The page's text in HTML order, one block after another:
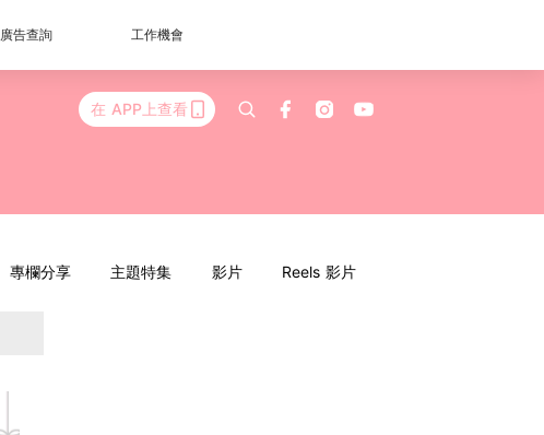
廣告查詢 工作機會
在 APP上查看
專欄分享 主題特集 影片 Reels 影片